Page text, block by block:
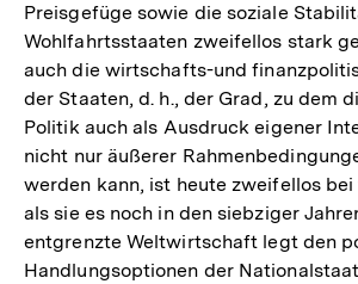
Preisgefüge sowie die soziale
Wohlfahrtsstaaten zweifellos stark
auch die wirtschafts-und
der Staaten, d. h., der Grad, zu dem
Politik auch als Ausdruck eigener
nicht nur äußerer
werden kann, ist heute zweifellos
als sie es noch in den siebziger
entgrenzte Weltwirtschaft legt den
Handlungsoptionen der